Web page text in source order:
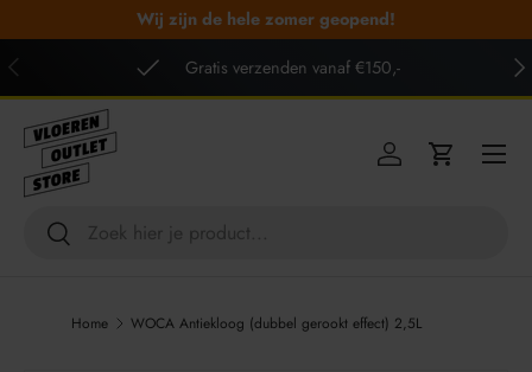
GA NAAR INHOUD
Wij zijn de hele zomer geopend!
VORIGE
Gratis verzenden vanaf €150,-
Zoeken
Zoeken
Inloggen
Menu
Home WOCA Antiekloog (dubbel gerookt effect) 2,5L